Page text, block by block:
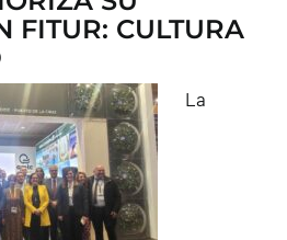
FITUR: CULTURA
La